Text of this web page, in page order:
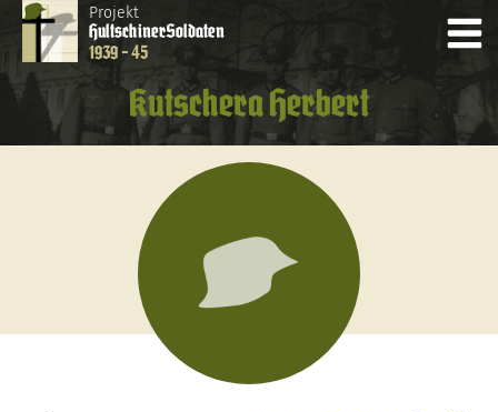
Projekt
HultschinerSoldaten
1939 - 45
Kutschera Herbert